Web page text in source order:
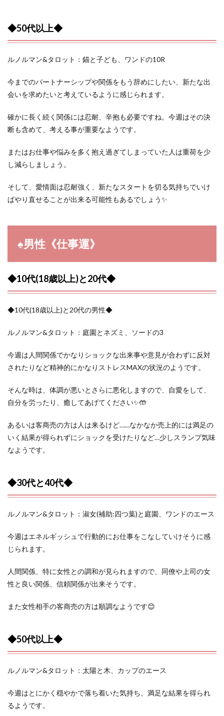
◆50代以上◆
ルノルマン&タロット：錨と子ども、ワンドの10R
今までのパートナーシップや関係をもう辞めにしたい、新たな出
会いを求めたいと考えているように感じられます。
確かに長く続く関係には忍耐、辛抱も必要ですね。今週はその決
断も含めて、考える事が重要なようです。
またはお仕事や悩みを多く抱え過ぎてしまっていた人は重荷を少
し減らしましょう。
そして、愛情面は忍耐強く、新たなスタートを切る気持ちでいけ
ばやり直せることが出来る可能性もあるでしょう✨
♠︎男性《仕事運》
◆10代(18歳以上)と20代◆
◆10代(18歳以上)と20代の男性◆
ルノルマン&タロット：庭園とネズミ、ソードの3
今週は人間関係でかなりショックな出来事や意見が合わずに反対
されたりなど精神的にかなりストレスMAXの状況のようです。
そんな時は、体調が悪いとさらに悪化しますので、自愛をして、
自分を労ったり、癒してあげてください✨🤲
あるいは客商売の方は人は来るけど……なかなか売上的には満足の
いく結果が得られずにショックを受けたりなど…少しスランプ気味
なようです。
◆30代と40代◆
ルノルマン&タロット：淑女(補助:四つ葉)と庭園、ワンドのエース
今週はエネルギッシュで行動的にお仕事をこなしていけそうに感
じられます。
人間関係、特に女性との調和が見られますので、同僚や上司の女
性と良い関係、信頼関係が出来そうです。
また女性相手の客商売の方は順調なようです😊
◆50代以上◆
ルノルマン&タロット：太陽と木、カップのエース
今週はとにかく穏やかで落ち着いた気持ち、満足な結果を得られ
るようです。